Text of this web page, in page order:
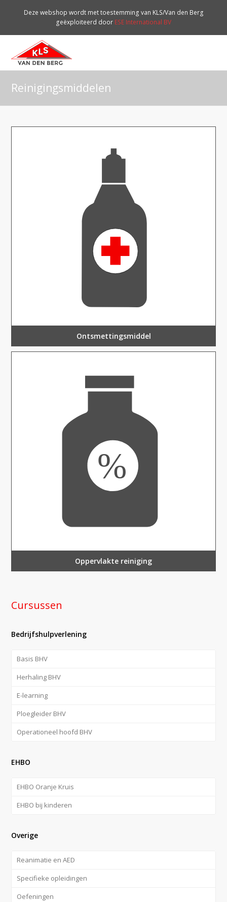
Deze webshop wordt met toestemming van KLS/Van den Berg
geëxploiteerd door ESE International BV
Reinigingsmiddelen
Ontsmettingsmiddel
Oppervlakte reiniging
Cursussen
Bedrijfshulpverlening
Basis BHV
Herhaling BHV
E-learning
Ploegleider BHV
Operationeel hoofd BHV
EHBO
EHBO Oranje Kruis
EHBO bij kinderen
Overige
Reanimatie en AED
Specifieke opleidingen
Oefeningen